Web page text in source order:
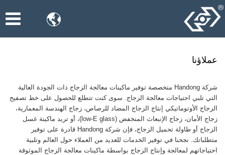

عملاؤنا
شركة Handong متخصصة توفير ماكينات معالجة الزجاج ذات الجودة العالية
التي تلبي احتياجات معالجة الزجاج. سوى كنت تتطلع للحصول على خط تصفيح
الزجاج الأوتوماتيكي إنتاج الزجاج المضاد للرصاص، زجاج الهندسة المعمارية،
زجاج الأمان، زجاج الإنبعاث المنخفض (low-E glass)، أو تريد ماكينة غسل
الزجاج أو طاولة تحميل الزجاج، فإن شركة Handong قادرة على توفير
متطلباتك. نجحنا في توفير الخدمات للعديد من العملاء حول العالم وتلبية
احتياجاتهم لمعالجة وإنتاج الزجاج بواسطة ماكينات معالجة الزجاج الموثوقة